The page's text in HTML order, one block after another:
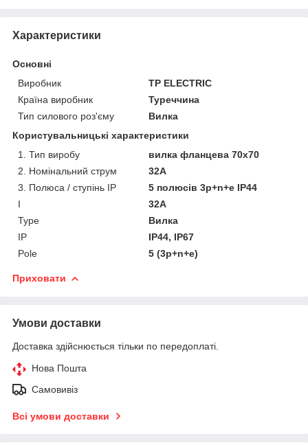
Характеристики
Основні
Виробник
TP ELECTRIC
Країна виробник
Туреччина
Тип силового роз'єму
Вилка
Користувальницькі характеристики
1. Тип виробу
вилка фланцева 70х70
2. Номінальний струм
32А
3. Полюса / ступінь IP
5 полюсів 3p+n+e IP44
I
32А
Type
Вилка
IP
IP44, IP67
Pole
5 (3p+n+e)
Приховати
Умови доставки
Доставка здійснюється тільки по передоплаті.
Нова Пошта
Самовивіз
Всі умови доставки